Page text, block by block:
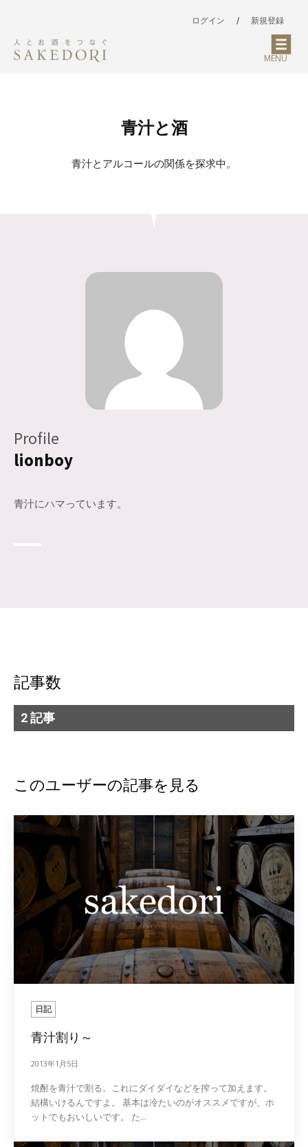
ログイン / 新規登録
MENU
青汁と酒
青汁とアルコールの関係を探求中。
Profile
lionboy
青汁にハマっています。
記事数
2 記事
このユーザーの記事を見る
日記
青汁割り～
2013年1月5日
焼酎を青汁で割る。これにダイダイなどを搾って加えます。
結構いけるんですよ。 基本は冷たいのがオススメですが、ホ
ットでもおいしいです。 た...